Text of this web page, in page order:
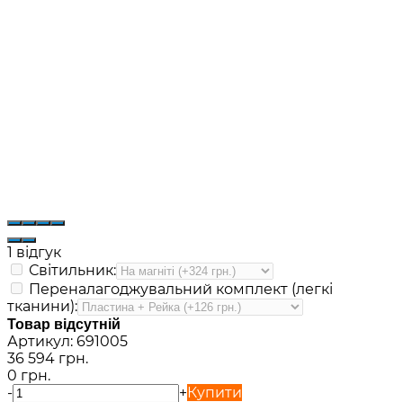
1 відгук
Світильник:
Переналагоджувальний комплект (легкі
тканини):
Товар відсутній
Артикул: 691005
36 594 грн.
0 грн.
-
+Купити